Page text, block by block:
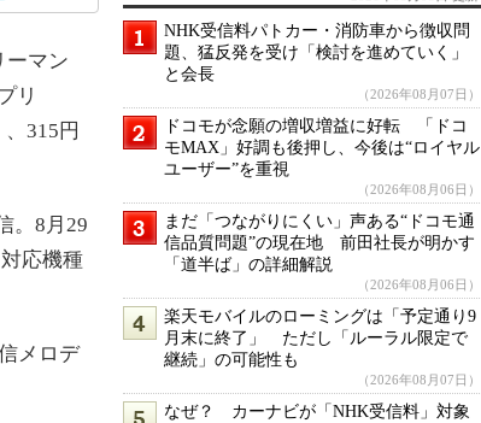
ーマン
リ
315円
。8月29
応機種
メロデ
NHK受信料パトカー・消防車から徴収問
題、猛反発を受け「検討を進めていく」
と会長
（2026年08月07日）
ドコモが念願の増収増益に好転 「ドコ
モMAX」好調も後押し、今後は“ロイヤル
ユーザー”を重視
（2026年08月06日）
まだ「つながりにくい」声ある“ドコモ通
信品質問題”の現在地 前田社長が明かす
「道半ば」の詳細解説
（2026年08月06日）
楽天モバイルのローミングは「予定通り9
月末に終了」 ただし「ルーラル限定で
継続」の可能性も
（2026年08月07日）
なぜ？ カーナビが「NHK受信料」対象